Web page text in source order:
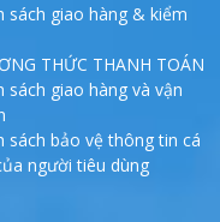
sách giao hàng & kiểm
THỨC THANH TOÁN
sách giao hàng và vận
sách bảo vệ thông tin cá
người tiêu dùng